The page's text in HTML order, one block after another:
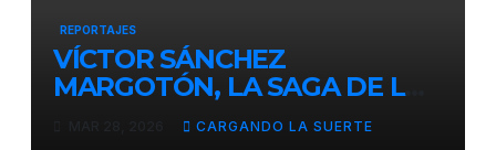
REPORTAJES
VÍCTOR SÁNCHEZ
MARGOTÓN, LA SAGA DE LOS
PUERTO CONTINUA
CARGANDO LA SUERTE